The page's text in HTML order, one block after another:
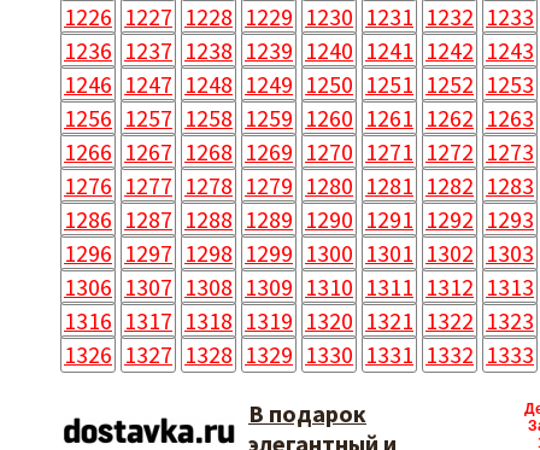
1226 1227 1228 1229 1230 1231 1232 1233
1236 1237 1238 1239 1240 1241 1242 1243
1246 1247 1248 1249 1250 1251 1252 1253
1256 1257 1258 1259 1260 1261 1262 1263
1266 1267 1268 1269 1270 1271 1272 1273
1276 1277 1278 1279 1280 1281 1282 1283
1286 1287 1288 1289 1290 1291 1292 1293
1296 1297 1298 1299 1300 1301 1302 1303
1306 1307 1308 1309 1310 1311 1312 1313
1316 1317 1318 1319 1320 1321 1322 1323
1326 1327 1328 1329 1330 1331 1332 1333
В подарок
элегантный и